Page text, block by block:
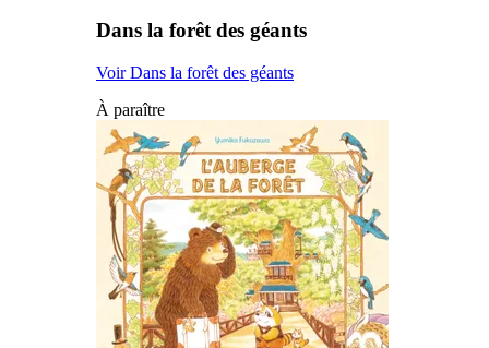
Dans la forêt des géants
Voir Dans la forêt des géants
À paraître